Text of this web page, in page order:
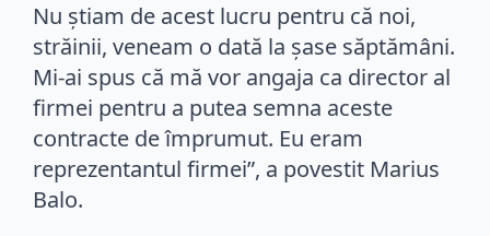
Nu ştiam de acest lucru pentru că noi,
străinii, veneam o dată la şase săptămâni.
Mi-ai spus că mă vor angaja ca director al
firmei pentru a putea semna aceste
contracte de împrumut. Eu eram
reprezentantul firmei”, a povestit Marius
Balo.